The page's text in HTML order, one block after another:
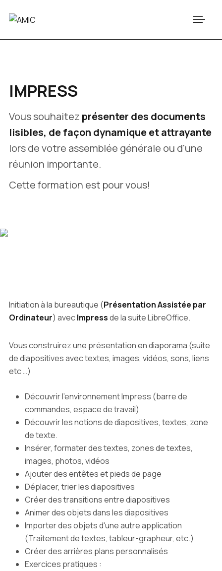
IMPRESS
Vous souhaitez présenter des documents
lisibles, de façon dynamique et attrayante
lors de votre assemblée générale ou d'une
réunion importante.
Cette formation est pour vous!
Initiation à la bureautique (Présentation Assistée par
Ordinateur) avecImpressde la suite LibreOffice.
Vous construirez une présentation en diaporama (suite
de diapositives avec textes, images, vidéos, sons, liens
etc …)
Découvrir l'environnement Impress (barre de
commandes, espace de travail)
Découvrir les notions de diapositives, textes, zone
de texte.
Insérer, formater des textes, zones de textes,
images, photos, vidéos
Ajouter des entêtes et pieds de page
Déplacer, trier les diapositives
Créer des transitions entre diapositives
Animer des objets dans les diapositives
Importer des objets d'une autre application
(Traitement de textes, tableur-grapheur, etc.)
Créer des arrières plans personnalisés
Exercices pratiques :